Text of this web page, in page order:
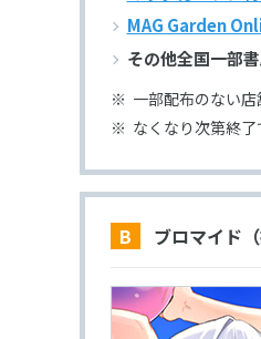
MAG Garden
その他全国一部
一部配布のない店
なくなり次第終了
B ブロマイド